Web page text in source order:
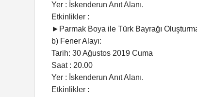
Yer : İskenderun Anıt Alanı.
Etkinlikler :
►Parmak Boya ile Türk Bayrağı
b) Fener Alayı:
Tarih: 30 Ağustos 2019 Cuma
Saat : 20.00
Yer : İskenderun Anıt Alanı.
Etkinlikler :